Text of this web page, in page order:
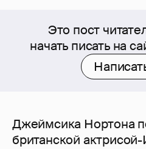
Это пост
начать писать на
Джеймсика Нортона
британской